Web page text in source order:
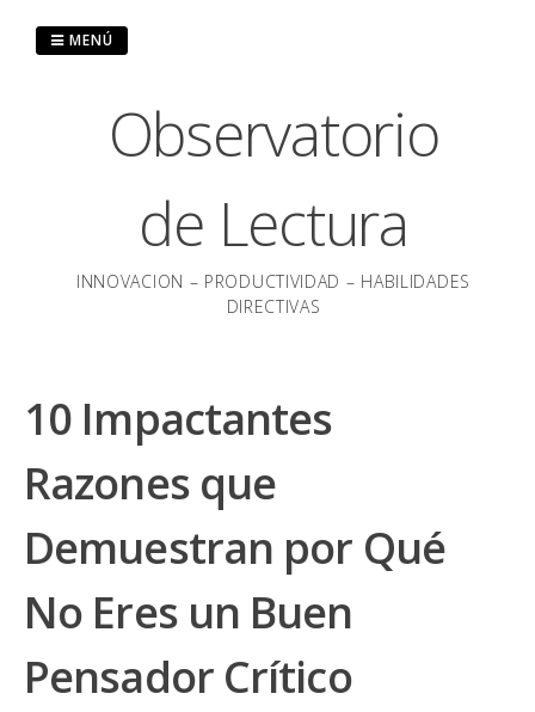
Observatorio
de Lectura
INNOVACION – PRODUCTIVIDAD – HABILIDADES
DIRECTIVAS
MENÚ
10 Impactantes
Razones que
Demuestran por Qué
No Eres un Buen
Pensador Crítico